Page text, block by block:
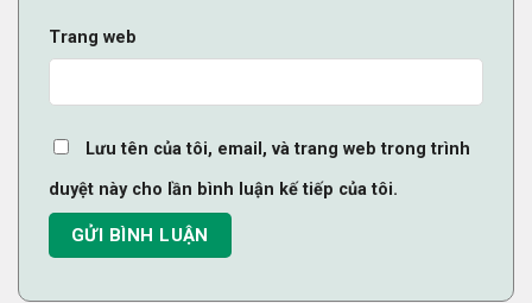
Trang web
Lưu tên của tôi, email, và trang web trong trình
duyệt này cho lần bình luận kế tiếp của tôi.